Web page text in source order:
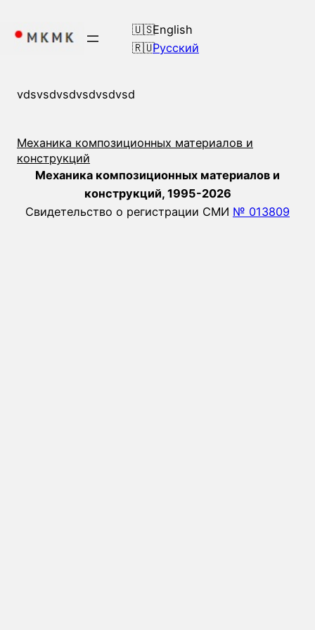
содержимому
English
Русский
vdsvsdvsdvsdvsdvsd
Механика композиционных материалов и
конструкций
Механика композиционных материалов и
конструкций, 1995-2026
Свидетельство о регистрации СМИ № 013809